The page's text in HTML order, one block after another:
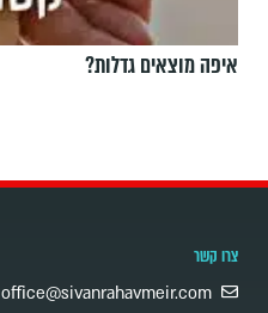
איפה מוצאים גדלות?
צרו קשר
office@sivanrahavmeir.com